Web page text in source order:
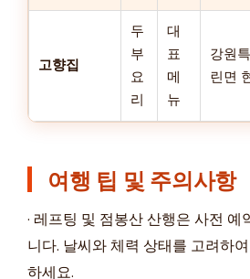
고향집
두
부
요
리
대
표
메
뉴
강원
린면
여행 팁 및 주의사항
· 레프팅 및 점봉산 산행은 사전 예
니다. 날씨와 체력 상태를 고려하
하세요.